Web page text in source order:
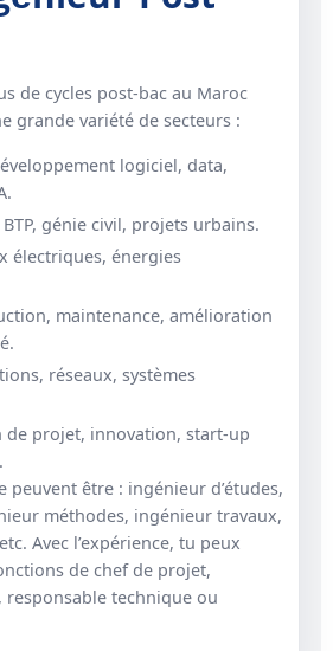
de cycles post-bac au Maroc
grande variété de secteurs :
logiciel, data,
génie civil, projets urbains.
électriques, énergies
maintenance, amélioration
réseaux, systèmes
de projet, innovation, start-up
peuvent être : ingénieur d’études,
méthodes, ingénieur travaux,
Avec l’expérience, tu peux
de chef de projet,
responsable technique ou